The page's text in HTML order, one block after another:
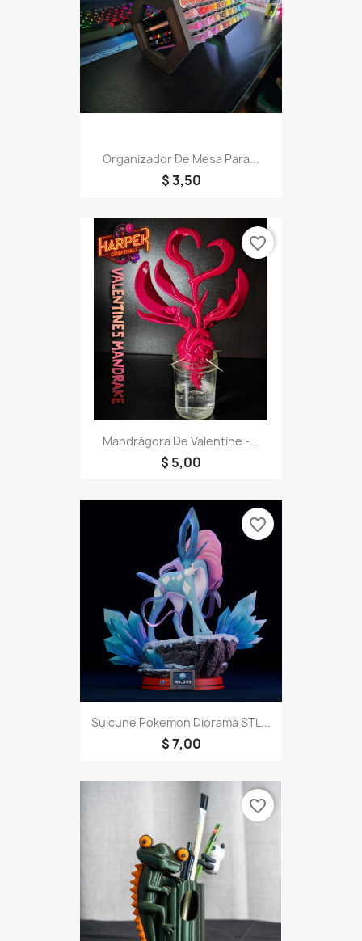
Organizador De Mesa Para...
$ 3,50
Mandrágora De Valentine -...
$ 5,00
favorite_border
Suicune Pokemon Diorama STL...
$ 7,00
favorite_border
favorite_border